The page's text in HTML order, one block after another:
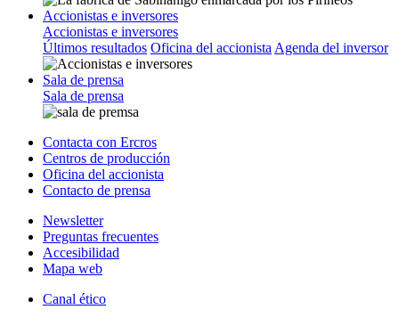
Accionistas e inversores
Accionistas e inversores
Últimos resultados Oficina del accionista Agenda del inversor
Sala de prensa
Sala de prensa
Contacta con Ercros
Centros de producción
Oficina del accionista
Contacto de prensa
Newsletter
Preguntas frecuentes
Accesibilidad
Mapa web
Canal ético